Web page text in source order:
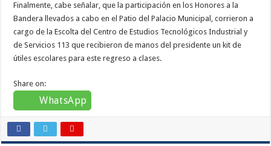
Finalmente, cabe señalar, que la participación en los Honores a la
Bandera llevados a cabo en el Patio del Palacio Municipal, corrieron a
cargo de la Escolta del Centro de Estudios Tecnológicos Industrial y
de Servicios 113 que recibieron de manos del presidente un kit de
útiles escolares para este regreso a clases.
Share on:
WhatsApp